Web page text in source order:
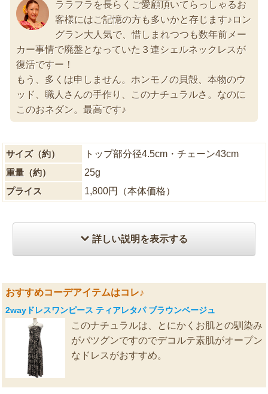
ララフラを長らくご愛顧頂いてらっしゃるお
客様にはご記憶の方も多いかと存じます♪ロン
グラン大人気で、惜しまれつつも数年前メー
カー事情で廃盤となっていた３連シェルネックレスが
復活ですー！
もう、多くは申しません。ホンモノの貝殻、本物のウ
ッド、職人さんの手作り、このナチュラルさ。なのに
このおネダン。最高です♪
サイズ（約）
トップ部分径4.5cm・チェーン43cm
重量（約）
25g
プライス
1,800円（本体価格）
詳しい説明を表示する
おすすめコーデアイテムはコレ♪
2wayドレスワンピース ティアレタパ ブラウンベージュ
このナチュラルは、とにかくお肌との馴染み
がバツグンですのでデコルテ素肌がオープン
なドレスがおすすめ。